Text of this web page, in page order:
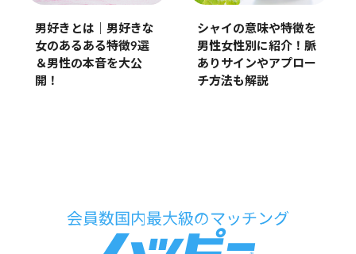
男好きとは｜男好きな
女のあるある特徴9選
＆男性の本音を大公
開！
シャイの意味や特徴を
男性女性別に紹介！脈
ありサインやアプロー
チ方法も解説